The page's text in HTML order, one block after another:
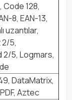
Code 128,
8, EAN-13,
uzantılar,
5,
2/5, Logmars,
DataMatrix,
Aztec